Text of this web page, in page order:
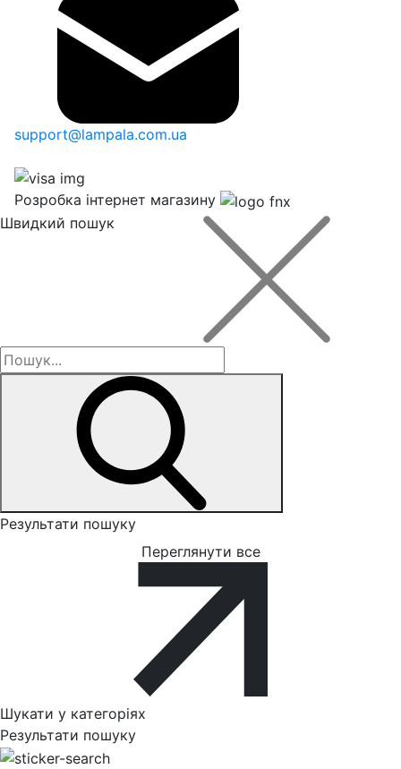
support@lampala.com.ua
Розробка інтернет магазину
Швидкий пошук
Результати пошуку
Переглянути все
Шукати у категоріях
Результати пошуку